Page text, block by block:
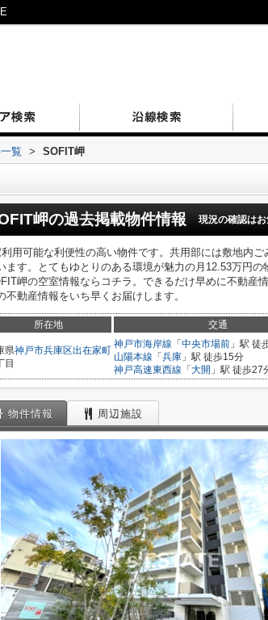
覧 > SOFIT岬
岬の過去掲載物件情報 現況の確認はお
用可能な利便性の高い物件です。共用部には敷地内
ます。とてもゆとりのある環境が魅力の月12.53万円
岬の空室情報ならコチラ。できるだけ早めに不動産
不動産情報をいち早くお届けします。
所在地 交通
県神戸市兵庫区出在家町
目
神戸市海岸線 「 中央市場前 」駅 徒
山陽本線 「 兵庫 」駅 徒歩15分
神戸高速東西線 「 大開 」駅 徒歩27
物件情報 周辺施設